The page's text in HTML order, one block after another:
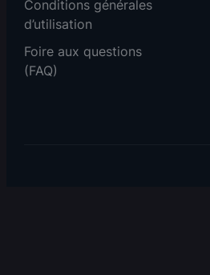
Conditions générales
d’utilisation
Foire aux questions
(FAQ)